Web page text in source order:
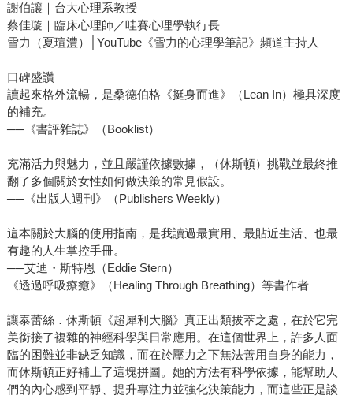
謝伯讓｜台大心理系教授
蔡佳璇｜臨床心理師／哇賽心理學執行長
雪力（夏瑄澧）│YouTube《雪力的心理學筆記》頻道主持人
口碑盛讚
讀起來格外流暢，是桑德伯格《挺身而進》（Lean In）極具深度
的補充。
──《書評雜誌》（Booklist）
充滿活力與魅力，並且嚴謹依據數據，（休斯頓）挑戰並最終推
翻了多個關於女性如何做決策的常見假設。
──《出版人週刊》（Publishers Weekly）
這本關於大腦的使用指南，是我讀過最實用、最貼近生活、也最
有趣的人生掌控手冊。
──艾迪・斯特恩（Eddie Stern）
《透過呼吸療癒》（Healing Through Breathing）等書作者
讓泰蕾絲．休斯頓《超犀利大腦》真正出類拔萃之處，在於它完
美銜接了複雜的神經科學與日常應用。在這個世界上，許多人面
臨的困難並非缺乏知識，而在於壓力之下無法善用自身的能力，
而休斯頓正好補上了這塊拼圖。她的方法有科學依據，能幫助人
們的內心感到平靜、提升專注力並強化決策能力，而這些正是談